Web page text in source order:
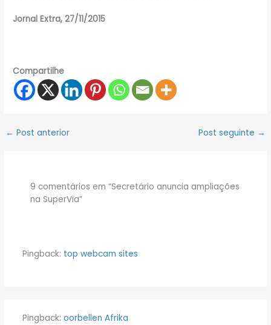
Jornal Extra, 27/11/2015
Compartilhe
← Post anterior Post seguinte →
9 comentários em “Secretário anuncia ampliações
na SuperVia”
Pingback: top webcam sites
Pingback: oorbellen Afrika